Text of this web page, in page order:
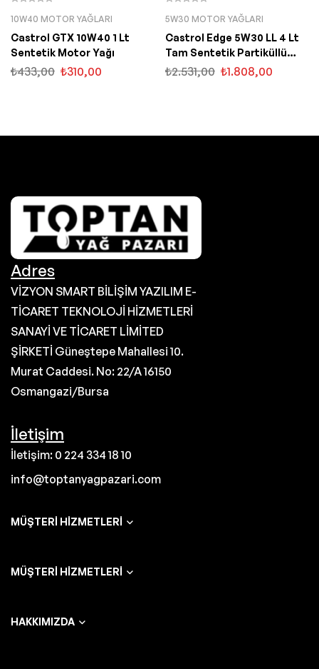
10W40 MOTOR YAĞLARI
Castrol GTX 10W40 1 Lt
Sentetik Motor Yağı
₺433,00 ₺310,00
5W30 MOTOR YAĞLARI
Castrol Edge 5W30 LL 4 Lt
Tam Sentetik Partiküllü
Motor Yağı
₺2.531,00 ₺1.808,00
Adres
VİZYON SMART BİLİŞİM YAZILIM E-
TİCARET TEKNOLOJİ HİZMETLERİ
SANAYİ VE TİCARET LİMİTED
ŞİRKETİ Güneştepe Mahallesi 10.
Murat Caddesi. No: 22/A 16150
Osmangazi/Bursa
İletişim
İletişim: 0 224 334 18 10
info@toptanyagpazari.com
MÜŞTERI HIZMETLERI
MÜŞTERI HIZMETLERI
HAKKIMIZDA